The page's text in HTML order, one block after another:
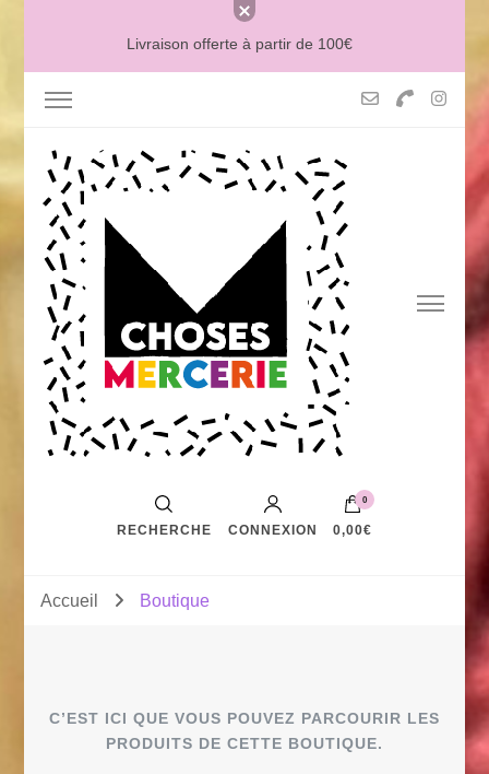
Livraison offerte à partir de 100€
MERCERIE MCHOSES
RECHERCHE CONNEXION
0
0,00€
Accueil Boutique
C’EST ICI QUE VOUS POUVEZ PARCOURIR LES
PRODUITS DE CETTE BOUTIQUE.